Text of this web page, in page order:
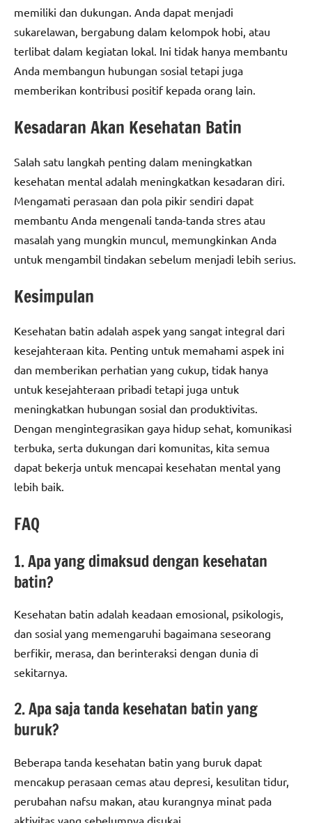
memiliki dan dukungan. Anda dapat menjadi
sukarelawan, bergabung dalam kelompok hobi, atau
terlibat dalam kegiatan lokal. Ini tidak hanya membantu
Anda membangun hubungan sosial tetapi juga
memberikan kontribusi positif kepada orang lain.
Kesadaran Akan Kesehatan Batin
Salah satu langkah penting dalam meningkatkan
kesehatan mental adalah meningkatkan kesadaran diri.
Mengamati perasaan dan pola pikir sendiri dapat
membantu Anda mengenali tanda-tanda stres atau
masalah yang mungkin muncul, memungkinkan Anda
untuk mengambil tindakan sebelum menjadi lebih serius.
Kesimpulan
Kesehatan batin adalah aspek yang sangat integral dari
kesejahteraan kita. Penting untuk memahami aspek ini
dan memberikan perhatian yang cukup, tidak hanya
untuk kesejahteraan pribadi tetapi juga untuk
meningkatkan hubungan sosial dan produktivitas.
Dengan mengintegrasikan gaya hidup sehat, komunikasi
terbuka, serta dukungan dari komunitas, kita semua
dapat bekerja untuk mencapai kesehatan mental yang
lebih baik.
FAQ
1. Apa yang dimaksud dengan kesehatan
batin?
Kesehatan batin adalah keadaan emosional, psikologis,
dan sosial yang memengaruhi bagaimana seseorang
berfikir, merasa, dan berinteraksi dengan dunia di
sekitarnya.
2. Apa saja tanda kesehatan batin yang
buruk?
Beberapa tanda kesehatan batin yang buruk dapat
mencakup perasaan cemas atau depresi, kesulitan tidur,
perubahan nafsu makan, atau kurangnya minat pada
aktivitas yang sebelumnya disukai.